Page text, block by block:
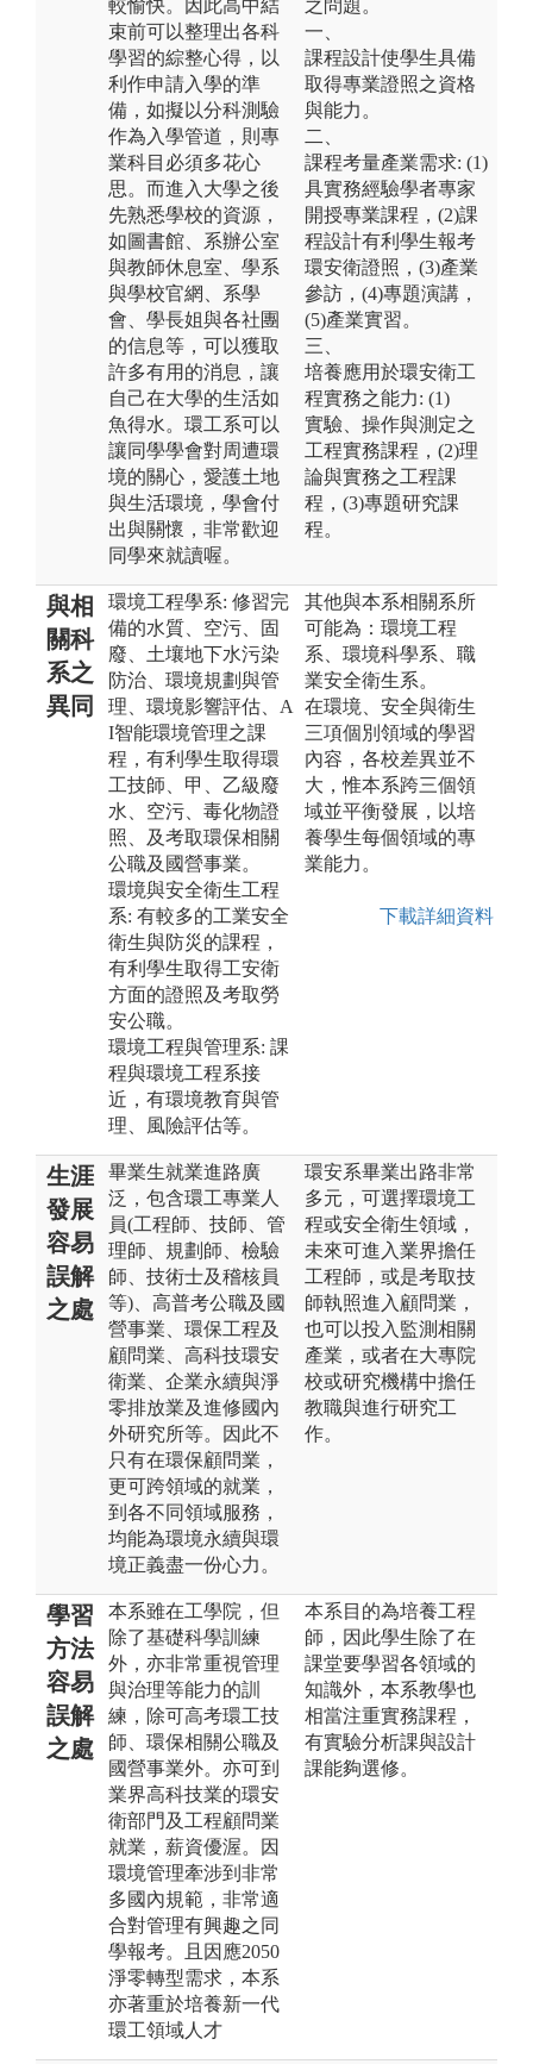
較愉快。因此高中結
束前可以整理出各科
學習的綜整心得，以
利作申請入學的準
備，如擬以分科測驗
作為入學管道，則專
業科目必須多花心
思。而進入大學之後
先熟悉學校的資源，
如圖書館、系辦公室
與教師休息室、學系
與學校官網、系學
會、學長姐與各社團
的信息等，可以獲取
許多有用的消息，讓
自己在大學的生活如
魚得水。環工系可以
讓同學學會對周遭環
境的關心，愛護土地
與生活環境，學會付
出與關懷，非常歡迎
同學來就讀喔。
之問題。
一、
課程設計使學生具備
取得專業證照之資格
與能力。
二、
課程考量產業需求: (1)
具實務經驗學者專家
開授專業課程，(2)課
程設計有利學生報考
環安衛證照，(3)產業
參訪，(4)專題演講，
(5)產業實習。
三、
培養應用於環安衛工
程實務之能力: (1)
實驗、操作與測定之
工程實務課程，(2)理
論與實務之工程課
程，(3)專題研究課
程。
與相
關科
系之
異同
環境工程學系: 修習完
備的水質、空污、固
廢、土壤地下水污染
防治、環境規劃與管
理、環境影響評估、A
I智能環境管理之課
程，有利學生取得環
工技師、甲、乙級廢
水、空污、毒化物證
照、及考取環保相關
公職及國營事業。
環境與安全衛生工程
系: 有較多的工業安全
衛生與防災的課程，
有利學生取得工安衛
方面的證照及考取勞
安公職。
環境工程與管理系: 課
程與環境工程系接
近，有環境教育與管
理、風險評估等。
其他與本系相關系所
可能為：環境工程
系、環境科學系、職
業安全衛生系。
在環境、安全與衛生
三項個別領域的學習
內容，各校差異並不
大，惟本系跨三個領
域並平衡發展，以培
養學生每個領域的專
業能力。
下載詳細資料
生涯
發展
容易
誤解
之處
畢業生就業進路廣
泛，包含環工專業人
員(工程師、技師、管
理師、規劃師、檢驗
師、技術士及稽核員
等)、高普考公職及國
營事業、環保工程及
顧問業、高科技環安
衛業、企業永續與淨
零排放業及進修國內
外研究所等。因此不
只有在環保顧問業，
更可跨領域的就業，
到各不同領域服務，
均能為環境永續與環
境正義盡一份心力。
環安系畢業出路非常
多元，可選擇環境工
程或安全衛生領域，
未來可進入業界擔任
工程師，或是考取技
師執照進入顧問業，
也可以投入監測相關
產業，或者在大專院
校或研究機構中擔任
教職與進行研究工
作。
學習
方法
容易
誤解
之處
本系雖在工學院，但
除了基礎科學訓練
外，亦非常重視管理
與治理等能力的訓
練，除可高考環工技
師、環保相關公職及
國營事業外。亦可到
業界高科技業的環安
衛部門及工程顧問業
就業，薪資優渥。因
環境管理牽涉到非常
多國內規範，非常適
合對管理有興趣之同
學報考。且因應2050
淨零轉型需求，本系
亦著重於培養新一代
環工領域人才
本系目的為培養工程
師，因此學生除了在
課堂要學習各領域的
知識外，本系教學也
相當注重實務課程，
有實驗分析課與設計
課能夠選修。